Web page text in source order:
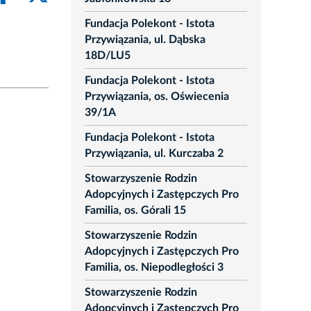
Fundacja Polekont - Istota
Przywiązania, ul. Dąbska
18D/LU5
Fundacja Polekont - Istota
Przywiązania, os. Oświecenia
39/1A
Fundacja Polekont - Istota
Przywiązania, ul. Kurczaba 2
Stowarzyszenie Rodzin
Adopcyjnych i Zastępczych Pro
Familia, os. Górali 15
Stowarzyszenie Rodzin
Adopcyjnych i Zastępczych Pro
Familia, os. Niepodległości 3
Stowarzyszenie Rodzin
Adopcyjnych i Zastępczych Pro